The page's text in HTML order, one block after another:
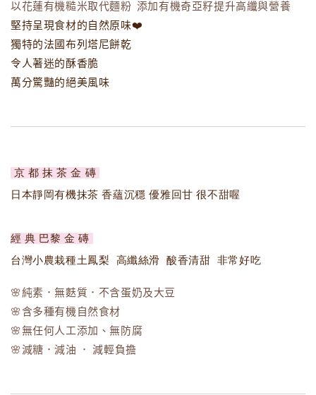
以花蓮有機糙米取代麵粉 添加有機奇亞籽提升高纖與營養
堅持呈現食材的自然原味❤️
獨特的法國布列塔尼餅乾
令人著迷的酥香脆
萬分驚豔的絕美風味
京 都 抹 茶 金 磚
日本靜岡有機抹茶 香蘊沉穩 優雅回甘 很不甜喔
經 典 巴黎 金 磚
台灣小農栽種土鳳梨 高纖絲滑 酸香清甜 非常好吃
🌸純素．無麩質．不含蛋奶及大豆
🌸含多種有機自然食材
🌸無任何人工添加、無防腐
🌸減糖．減油 ． 減輕負擔